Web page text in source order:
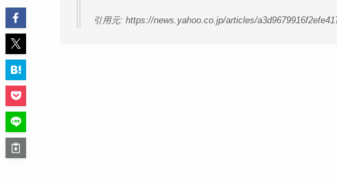
引用元: https://news.yahoo.co.jp/articles/